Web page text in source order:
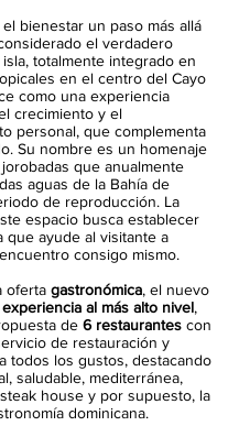
bienestar un paso más allá
el verdadero
totalmente integrado en
en el centro del Cayo
como una experiencia
crecimiento y el
personal, que complementa
Su nombre es un homenaje
que anualmente
aguas de la Bahía de
de reproducción. La
espacio busca establecer
que ayude al visitante a
consigo mismo.
oferta gastronómica, el nuevo
experiencia al más alto nivel,
de 6 restaurantes con
de restauración y
todos los gustos, destacando
saludable, mediterránea,
house y por supuesto, la
dominicana.